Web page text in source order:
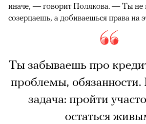
иначе, — говорит Полякова. — Ты не
созерцаешь, а добиваешься права на
Ты забываешь про
проблемы, обязанности.
задача: пройти
остаться